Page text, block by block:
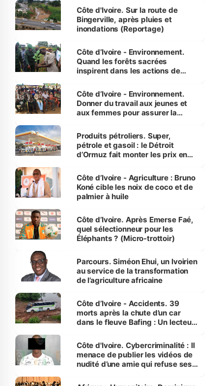
(Alassane Ouattara
Côte d'Ivoire. Sur la route de
Bingerville, après pluies et
inondations (Reportage)
Côte d’Ivoire - Environnement.
Quand les forêts sacrées
inspirent dans les actions de
Côte d’Ivoire - Environnement.
Donner du travail aux jeunes et
aux femmes pour assurer la
menacées
Produits pétroliers. Super,
pétrole et gasoil : le Détroit
d’Ormuz fait monter les prix en
Côte d’Ivoire - Agriculture : Bruno
Koné cible les noix de coco et de
palmier à huile
Côte d’Ivoire. Après Emerse Faé,
quel sélectionneur pour les
Éléphants ? (Micro-trottoir)
Parcours. Siméon Ehui, un Ivoirien
au service de la transformation
de l’agriculture africaine
Côte d’Ivoire - Accidents. 39
morts après la chute d’un car
dans le fleuve Bafing : Un lecteur
des Transports
Côte d'Ivoire. Cybercriminalité : Il
menace de publier les vidéos de
nudité d’une amie qui refuse ses